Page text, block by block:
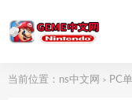
当前位置： ns中文网 > PC